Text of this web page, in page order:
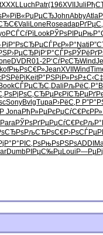
XXXLLuch Patr(196XVII Juli
В«РџРµСЂJohnAbbyAtla
Vali Lone Roseadap
РСЃСѓРїLookРЎРѕРІРµ
Р“РѕСЂРµСЃРєР»Р° Nati
Р›РµСЂРј Р‘Р°СЃРѕ
DVDR01-2 Р‘СѓРєСЂWind
РњРѕС€Р»JeanXVII Wind
KeitР°РЅРіР»РѕР±С‹С‡
BookСЃРµСЂС‚ Dali РљРёС‚Р°
С‚СЂРµРєРїСЂРµРґ
SonyBvlgTupaР›РёС‚Р
JonaРђР»РµРєРџСѓС€Рє
ParaРЎРѕРґРµРџСѓС€Рє
РљСЂРѕС€Р›РѕСЃРµ
Р°РІС‚РѕРњРѕРЅРѕADDI
DumbРІРµС‰РµLoui